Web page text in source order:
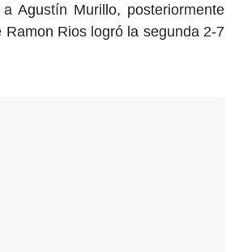
Agustín Murillo, posteriormente
Ramon Rios logró la segunda 2-7